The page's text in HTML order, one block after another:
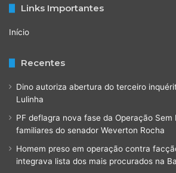
Links Importantes
Início
Recentes
Dino autoriza abertura do terceiro
Lulinha
PF deflagra nova fase da Operação Sem
familiares do senador Weverton Rocha
Homem preso em operação contra
integrava lista dos mais procurados na